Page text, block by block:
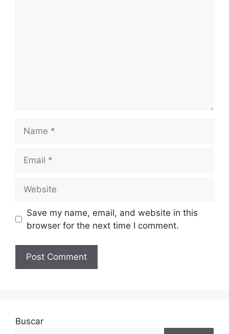
Save my name, email, and website in this
browser for the next time I comment.
Buscar